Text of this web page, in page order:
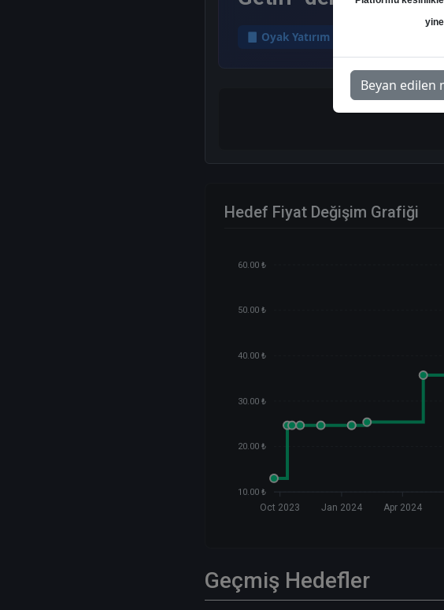
Oyak Yatırım
Hedef Fiyat Değişim Grafiği
60.00 ₺
50.00 ₺
40.00 ₺
30.00 ₺
20.00 ₺
10.00 ₺
Oct 2023 Jan 2024 Apr 2024
Geçmiş Hedefler